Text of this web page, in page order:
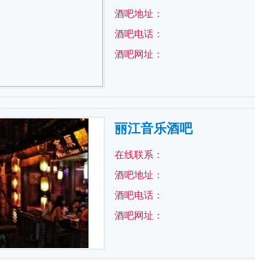
酒吧地址：
酒吧电话：
酒吧网址：
丽江音乐酒吧
在线联系：
酒吧地址：
酒吧电话：
酒吧网址：